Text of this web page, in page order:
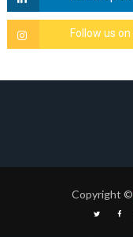
Copyright ©